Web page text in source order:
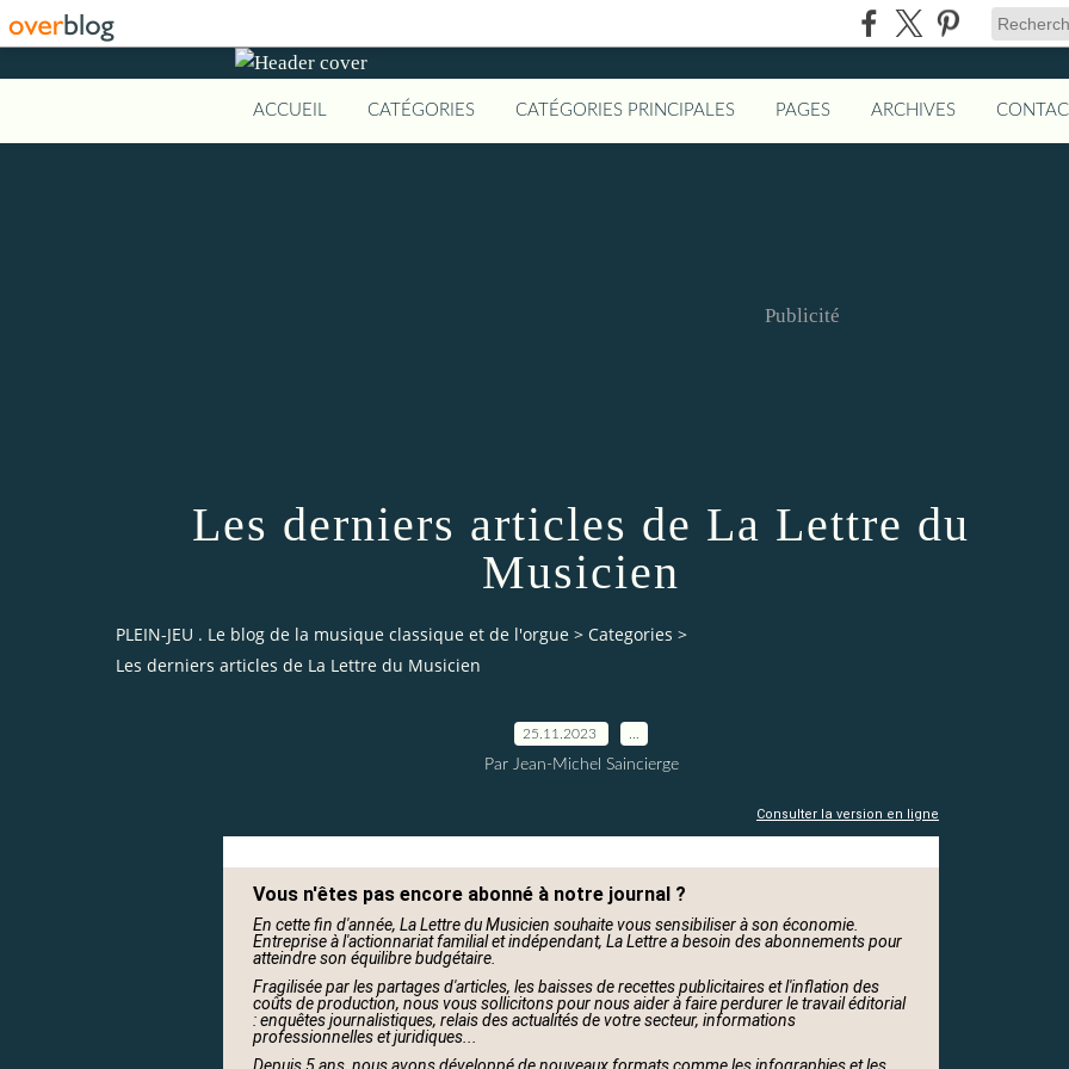
ACCUEIL CATÉGORIES CATÉGORIES PRINCIPALES PAGES ARCHIVES
Publicité
Les derniers articles de La Lettre du
Musicien
PLEIN-JEU . Le blog de la musique classique et de l'orgue > Categories >
Les derniers articles de La Lettre du Musicien
25.11.2023
Par Jean-Michel Saincierge
Consulter la version en ligne
Vous n'êtes pas encore abonné à notre journal ?
En cette fin d'année, La Lettre du Musicien souhaite vous sensibiliser à son économie.
Entreprise à l'actionnariat familial et indépendant, La Lettre a besoin des abonnements pour
atteindre son équilibre budgétaire.
Fragilisée par les partages d'articles, les baisses de recettes publicitaires et l'inflation des
coûts de production, nous vous sollicitons pour nous aider à faire perdurer le travail éditorial
: enquêtes journalistiques, relais des actualités de votre secteur, informations
professionnelles et juridiques...
Depuis 5 ans, nous avons développé de nouveaux formats comme les infographies et les